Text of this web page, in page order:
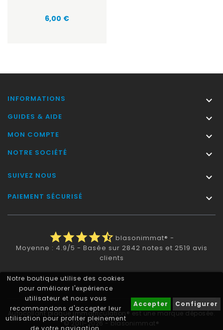
Notre boutique utilise des cookies
pour améliorer l'expérience
utilisateur et nous vous
recommandons d'accepter leur
utilisation pour profiter pleinement
de votre navigation.
Accepter Configurer
Prix
6,00 €
INFORMATIONS 
GUIDES & AIDE 
MON COMPTE 
NOTRE SOCIÉTÉ 
SUIVEZ NOUS 
PAIEMENT SÉCURISÉ 
starstarstarstarstar_half blasonimmat® -
Moyenne : 4.9/5 - Basée sur 2842 notes et 2519 avis
clients
Autocollant plaque immatriculation® est une marque déposée.
© 2011-2026 - blasonimmat®